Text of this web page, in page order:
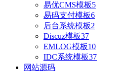
易优CMS模板5
易码支付模板6
后台系统模板2
Discuz模板37
EMLOG模板10
IDC系统模板37
网站源码